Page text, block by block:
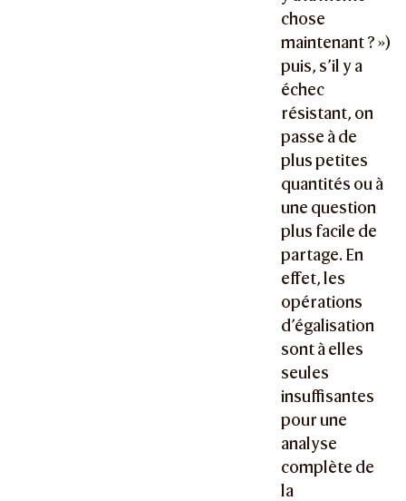
chose
maintenant ? »)
puis, s’il y a
échec
résistant, on
passe à de
plus petites
quantités ou à
une question
plus facile de
partage. En
effet, les
opérations
d’égalisation
sont à elles
seules
insuffisantes
pour une
analyse
complète de
la